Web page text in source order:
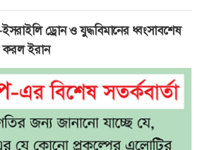
ইসরাইলি ড্রোন ও যুদ্ধবিমানের ধ্বংসাবশেষ
করল ইরান